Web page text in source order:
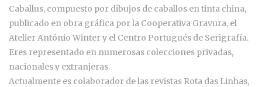
Caballus, compuesto por dibujos de caballos en tinta china,
publicado en obra gráfica por la Cooperativa Gravura, el
Atelier António Winter y el Centro Portugués de Serigrafía.
Eres representado en numerosas colecciones privadas,
nacionales y extranjeras.
Actualmente es colaborador de las revistas Rota das Linhas,